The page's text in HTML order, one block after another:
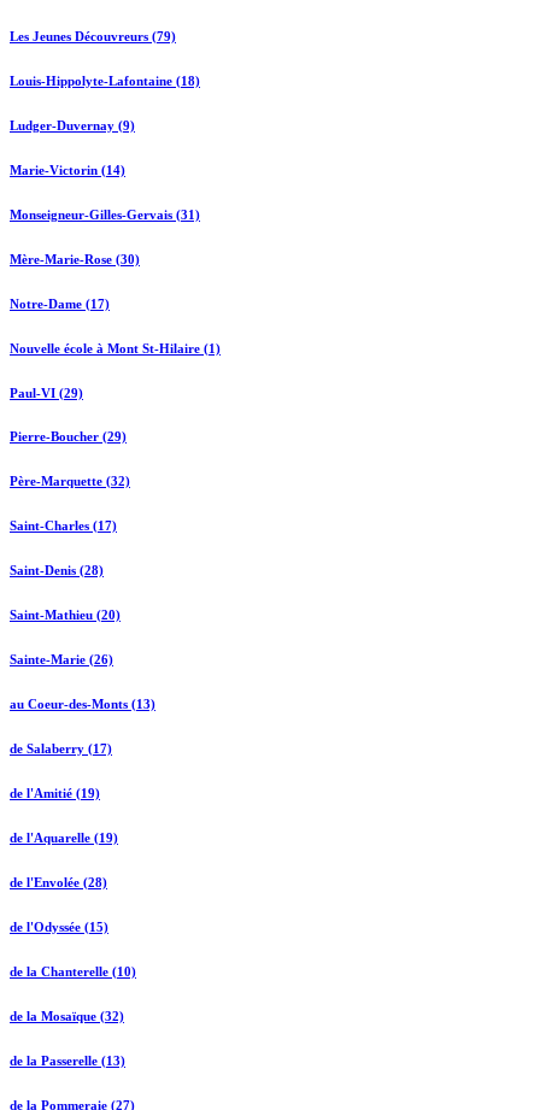
Les Jeunes Découvreurs (79)
Louis-Hippolyte-Lafontaine (18)
Ludger-Duvernay (9)
Marie-Victorin (14)
Monseigneur-Gilles-Gervais (31)
Mère-Marie-Rose (30)
Notre-Dame (17)
Nouvelle école à Mont St-Hilaire (1)
Paul-VI (29)
Pierre-Boucher (29)
Père-Marquette (32)
Saint-Charles (17)
Saint-Denis (28)
Saint-Mathieu (20)
Sainte-Marie (26)
au Coeur-des-Monts (13)
de Salaberry (17)
de l'Amitié (19)
de l'Aquarelle (19)
de l'Envolée (28)
de l'Odyssée (15)
de la Chanterelle (10)
de la Mosaïque (32)
de la Passerelle (13)
de la Pommeraie (27)